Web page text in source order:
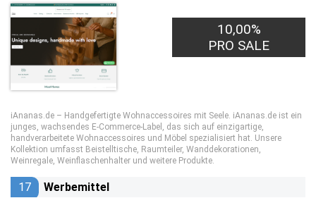
10,00%
PRO SALE
iAnanas.de – Handgefertigte Wohnaccessoires mit Seele. iAnanas.de ist ein
junges, wachsendes E-Commerce-Label, das sich auf einzigartige,
handverarbeitete Wohnaccessoires und Möbel spezialisiert hat. Unsere
Kollektion umfasst Beistelltische, Raumteiler, Wanddekorationen,
Weinregale, Weinflaschenhalter und weitere Produkte.
17 Werbemittel